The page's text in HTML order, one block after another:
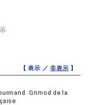
【 表示 ／非表示 】
Grimod de la